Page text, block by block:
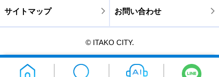
サイトマップ お問い合わせ
© ITAKO CITY.